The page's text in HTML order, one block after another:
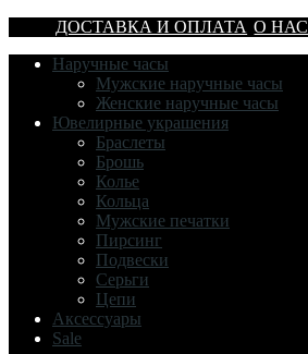
ДОСТАВКА И ОПЛАТА О НАС
Наручные часы
Мужские наручные часы
Женские наручные часы
Ювелирные украшения
Браслеты
Брошь
Колье
Кольца
Мужские печатки
Пирсинг
Подвески
Серьги
Цепи
Аксессуары
Sale